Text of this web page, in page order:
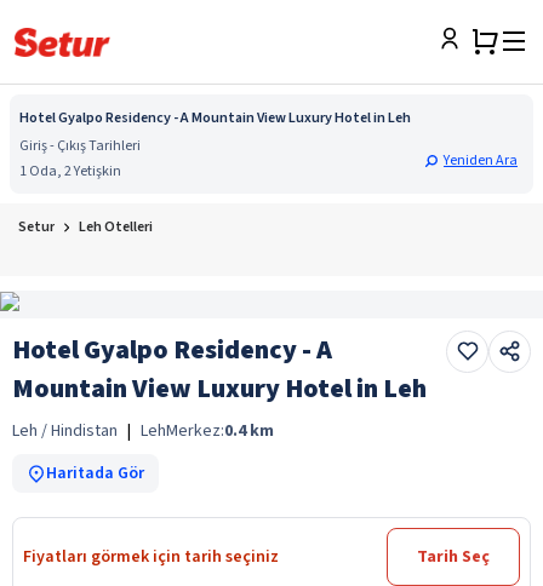
Hotel Gyalpo Residency - A Mountain View Luxury Hotel in Leh
Giriş - Çıkış Tarihleri
1 Oda, 2 Yetişkin
Yeniden Ara
Setur Leh Otelleri
Hotel Gyalpo Residency - A
Mountain View Luxury Hotel in Leh
Leh / Hindistan | LehMerkez:0.4 km
Haritada Gör
Fiyatları görmek için tarih seçiniz Tarih Seç